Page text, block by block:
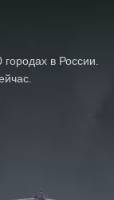
в России.